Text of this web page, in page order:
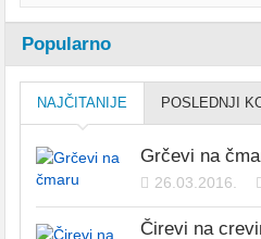
Popularno
NAJČITANIJE POSLEDNJI
Grčevi na
26.03.2016.
Čirevi na